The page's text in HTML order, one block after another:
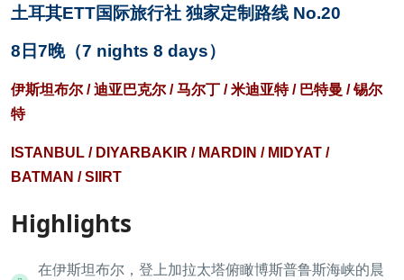
土耳其ETT国际旅行社 独家定制路线 No.20
8日7晚（7 nights 8 days）
伊斯坦布尔 / 迪亚巴克尔 / 马尔丁 / 米迪亚特 / 巴特曼 / 锡尔
特
ISTANBUL / DIYARBAKIR / MARDIN / MIDYAT /
BATMAN / SIIRT
Highlights
在伊斯坦布尔，登上加拉太塔俯瞰博斯普鲁斯海峡的晨